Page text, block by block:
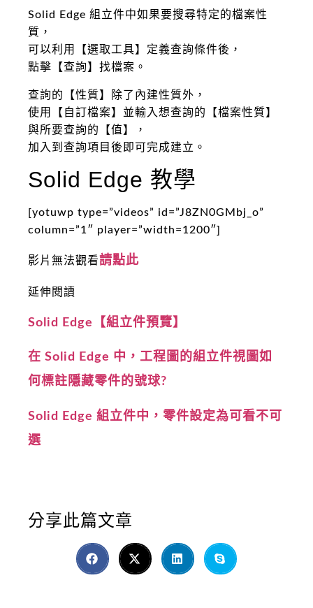
Solid Edge 組立件中如果要搜尋特定的檔案性
質，
可以利用【選取工具】定義查詢條件後，
點擊【查詢】找檔案。
查詢的【性質】除了內建性質外，
使用【自訂檔案】並輸入想查詢的【檔案性質】
與所要查詢的【值】，
加入到查詢項目後即可完成建立。
Solid Edge 教學
[yotuwp type=”videos” id=”J8ZN0GMbj_o”
column=”1″ player=”width=1200″]
影片無法觀看請點此
延伸閱讀
Solid Edge【組立件預覽】
在 Solid Edge 中，工程圖的組立件視圖如
何標註隱藏零件的號球?
Solid Edge 組立件中，零件設定為可看不可
選
分享此篇文章